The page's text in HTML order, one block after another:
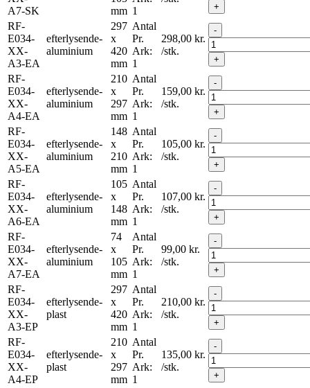
A7-SK
mm 1
+
RF-
E034-
XX-
A3-EA
efterlysende-
aluminium
297
x
420
mm
Antal
Pr.
Ark:
1
298,00 kr.
/stk.
-
+
RF-
E034-
XX-
A4-EA
efterlysende-
aluminium
210
x
297
mm
Antal
Pr.
Ark:
1
159,00 kr.
/stk.
-
+
RF-
E034-
XX-
A5-EA
efterlysende-
aluminium
148
x
210
mm
Antal
Pr.
Ark:
1
105,00 kr.
/stk.
-
+
RF-
E034-
XX-
A6-EA
efterlysende-
aluminium
105
x
148
mm
Antal
Pr.
Ark:
1
107,00 kr.
/stk.
-
+
RF-
E034-
XX-
A7-EA
efterlysende-
aluminium
74
x
105
mm
Antal
Pr.
Ark:
1
99,00 kr.
/stk.
-
+
RF-
E034-
XX-
A3-EP
efterlysende-
plast
297
x
420
mm
Antal
Pr.
Ark:
1
210,00 kr.
/stk.
-
+
RF-
E034-
XX-
A4-EP
efterlysende-
plast
210
x
297
mm
Antal
Pr.
Ark:
1
135,00 kr.
/stk.
-
+